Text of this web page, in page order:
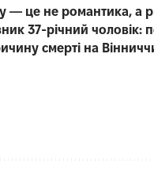
— це не романтика, а
зник 37-річний
смерті на